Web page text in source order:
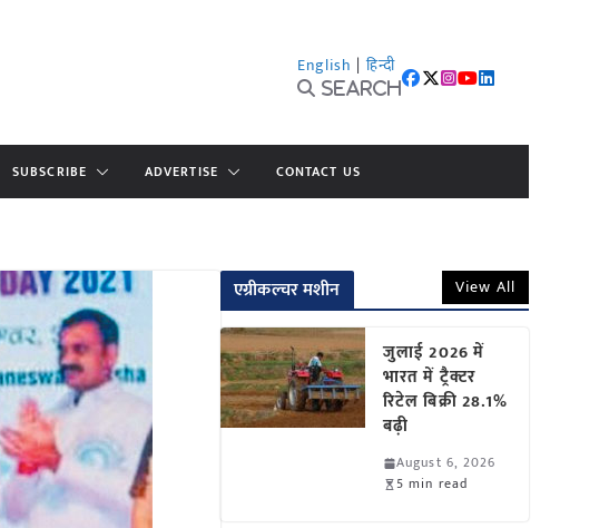
English | हिन्दी
Search
SUBSCRIBE ADVERTISE CONTACT US
एग्रीकल्चर मशीन View All
जुलाई 2026 में
भारत में ट्रैक्टर
रिटेल बिक्री 28.1%
बढ़ी
August 6, 2026
5 min read